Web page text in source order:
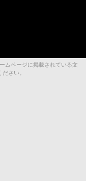
ムページに掲載されている文
さい。